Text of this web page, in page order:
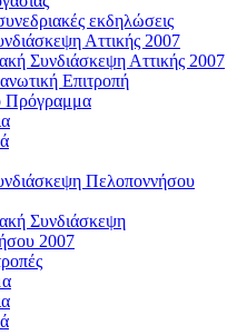
εκδηλώσεις
Αττικής 2007
Συνδιάσκεψη Αττικής 2007
Επιτροπή
Πρόγραμμα
Πελοποννήσου
Συνδιάσκεψη
2007